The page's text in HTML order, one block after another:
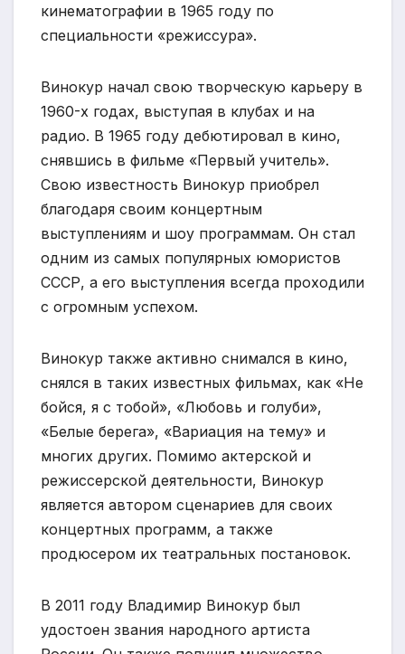
кинематографии в 1965 году по
специальности «режиссура».
Винокур начал свою творческую карьеру в
1960-х годах, выступая в клубах и на
радио. В 1965 году дебютировал в кино,
снявшись в фильме «Первый учитель».
Свою известность Винокур приобрел
благодаря своим концертным
выступлениям и шоу программам. Он стал
одним из самых популярных юмористов
СССР, а его выступления всегда проходили
с огромным успехом.
Винокур также активно снимался в кино,
снялся в таких известных фильмах, как «Не
бойся, я с тобой», «Любовь и голуби»,
«Белые берега», «Вариация на тему» и
многих других. Помимо актерской и
режиссерской деятельности, Винокур
является автором сценариев для своих
концертных программ, а также
продюсером их театральных постановок.
В 2011 году Владимир Винокур был
удостоен звания народного артиста